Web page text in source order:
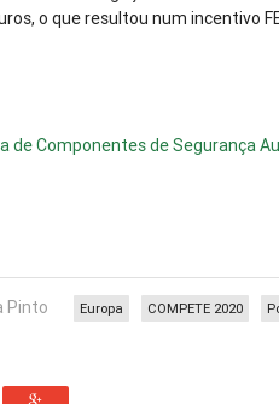
o que resultou num incentivo
de Componentes de Segurança
Pinto COMPETE 2020
Europa